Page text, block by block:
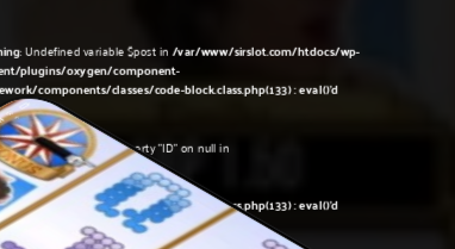
: Undefined variable $post in/var/www/sirslot.com/htdocs/wp-
plugins/oxygen/component-
components/classes/code-block.class.php(133) : eval()'d
on line5
: Attempt to read property "ID" on null in
sirslot.com/htdocs/wp-
plugins/oxygen/component-
components/classes/code-block.class.php(133) : eval()'d
on line